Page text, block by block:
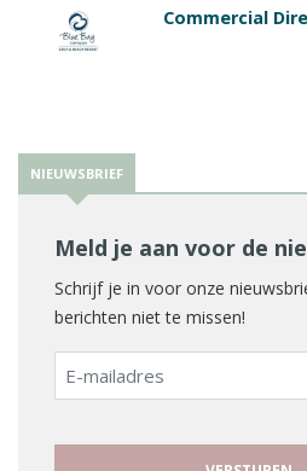
Commercial
NIEUWSBRIEF
Meld je aan voor de
Schrijf je in voor onze
berichten niet te missen!
E-
mailadres